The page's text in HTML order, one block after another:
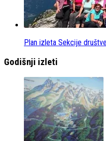
Plan izleta Sekcije
Godišnji izleti